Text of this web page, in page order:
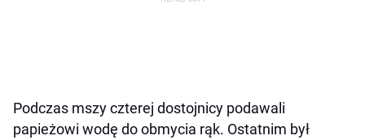
Podczas mszy czterej dostojnicy podawali
papieżowi wodę do obmycia rąk. Ostatnim był